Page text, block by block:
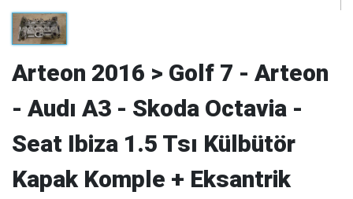
Arteon 2016 > Golf 7 - Arteon
- Audı A3 - Skoda Octavia -
Seat Ibiza 1.5 Tsı Külbütör
Kapak Komple + Eksantrik